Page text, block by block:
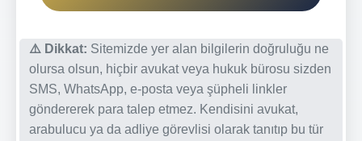
⚠️ Dikkat: Sitemizde yer alan bilgilerin doğruluğu ne
olursa olsun, hiçbir avukat veya hukuk bürosu sizden
SMS, WhatsApp, e-posta veya şüpheli linkler
göndererek para talep etmez. Kendisini avukat,
arabulucu ya da adliye görevlisi olarak tanıtıp bu tür